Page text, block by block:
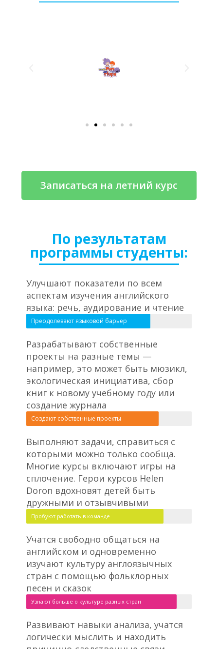
Записаться на летний курс
По результатам
программы студенты:
Улучшают показатели по всем
аспектам изучения английского
языка: речь, аудирование и чтение
Преодолевают языковой барьер
Разрабатывают собственные
проекты на разные темы —
например, это может быть мюзикл,
экологическая инициатива, сбор
книг к новому учебному году или
создание журнала
Создают собственные проекты
Выполняют задачи, справиться с
которыми можно только сообща.
Многие курсы включают игры на
сплочение. Герои курсов Helen
Doron вдохновят детей быть
дружными и отзывчивыми
Пробуют работать в команде
Учатся свободно общаться на
английском и одновременно
изучают культуру англоязычных
стран с помощью фольклорных
песен и сказок
Узнают больше о культуре разных стран
Развивают навыки анализа, учатся
логически мыслить и находить